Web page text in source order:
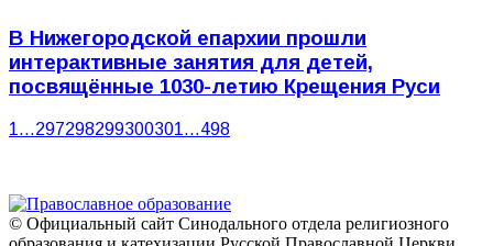
В Нижегородской епархии прошли
интерактивные занятия для детей,
посвящённые 1030-летию Крещения Руси
1…297298299300301…498
© Официальный сайт Синодального отдела религиозного